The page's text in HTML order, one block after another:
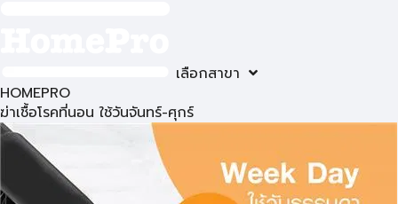
เลือกสาขา
HOMEPRO
ฆ่าเชื้อโรคที่นอน ใช้วันจันทร์-ศุกร์